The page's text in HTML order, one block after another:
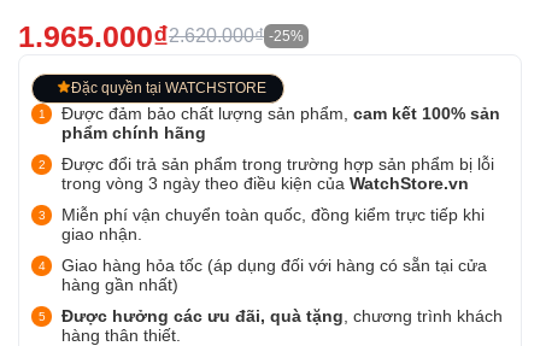
1.965.000₫2.620.000₫ -25%
Đặc quyền tại WATCHSTORE
Được đảm bảo chất lượng sản phẩm, cam kết 100% sản
phẩm chính hãng
Được đổi trả sản phẩm trong trường hợp sản phẩm bị lỗi
trong vòng 3 ngày theo điều kiện của WatchStore.vn
Miễn phí vận chuyển toàn quốc, đồng kiểm trực tiếp khi
giao nhận.
Giao hàng hỏa tốc (áp dụng đối với hàng có sẵn tại cửa
hàng gần nhất)
Được hưởng các ưu đãi, quà tặng , chương trình khách
hàng thân thiết.